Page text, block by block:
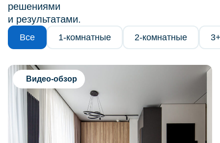
решениями
и результатами.
Все 1-комнатные 2-комнатные
Видео-обзор